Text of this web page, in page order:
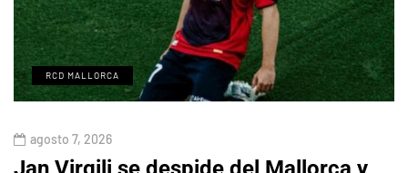
RCD MALLORCA
agosto 7, 2026